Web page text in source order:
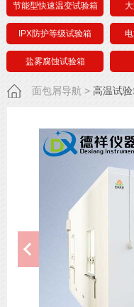
节能型快速温变试验箱
IPX防护等级试验箱
盐雾腐蚀试验箱
面包屑导航 > 高温试